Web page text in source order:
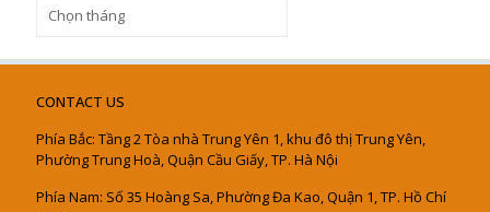
trữ
CONTACT US
Phía Bắc: Tầng 2 Tòa nhà Trung Yên 1, khu đô thị Trung Yên,
Phường Trung Hoà, Quận Cầu Giấy, TP. Hà Nội
Phía Nam: Số 35 Hoàng Sa, Phường Đa Kao, Quận 1, TP. Hồ Chí